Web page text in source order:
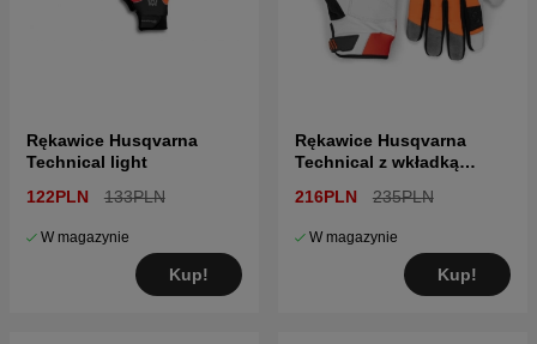
Rękawice Husqvarna
Technical light
122PLN
133PLN
W magazynie
Kup!
Rękawice Husqvarna
Technical z wkładką
216PLN 235PLN
W magazynie
Kup!